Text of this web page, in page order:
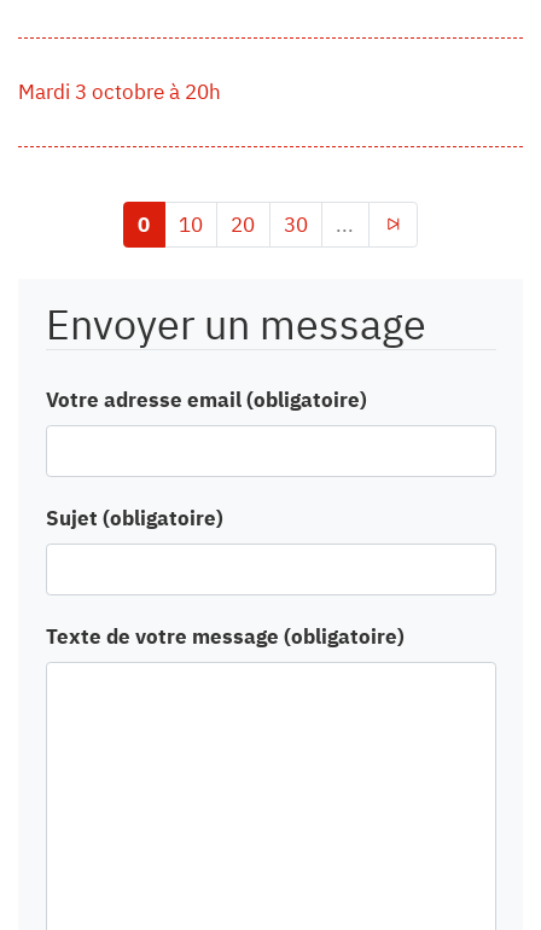
Mardi 3 octobre à 20h
0 10 20 30 ...
Envoyer un message
Votre adresse email (obligatoire)
Sujet (obligatoire)
Texte de votre message (obligatoire)